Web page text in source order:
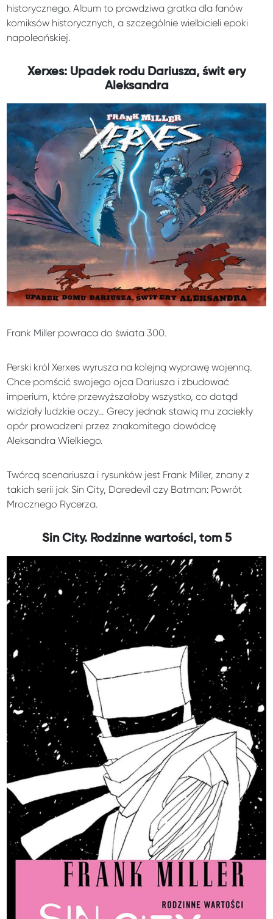
historycznego. Album to prawdziwa gratka dla fanów
komiksów historycznych, a szczególnie wielbicieli epoki
napoleońskiej.
Xerxes: Upadek rodu Dariusza, świt ery
Aleksandra
Frank Miller powraca do świata 300.
Perski król Xerxes wyrusza na kolejną wyprawę wojenną.
Chce pomścić swojego ojca Dariusza i zbudować
imperium, które przewyższałoby wszystko, co dotąd
widziały ludzkie oczy… Grecy jednak stawią mu zaciekły
opór prowadzeni przez znakomitego dowódcę
Aleksandra Wielkiego.
Twórcą scenariusza i rysunków jest Frank Miller, znany z
takich serii jak Sin City, Daredevil czy Batman: Powrót
Mrocznego Rycerza.
Sin City. Rodzinne wartości, tom 5